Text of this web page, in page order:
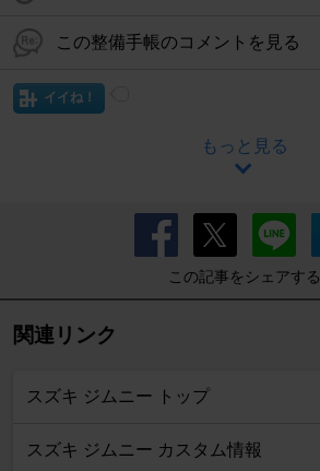
この整備手帳のコメントを見る
イイね！
もっと見る
この記事をシェアする
関連リンク
スズキ ジムニー トップ
スズキ ジムニー カスタム情報